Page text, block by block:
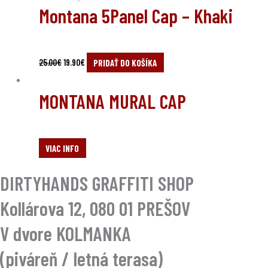
Montana 5Panel Cap – Khaki
25.00€19.90€ PRIDAŤ DO KOŠÍKA
MONTANA MURAL CAP
VIAC INFO
DIRTYHANDS GRAFFITI SHOP
Kollárova 12, 080 01 PREŠOV
V dvore KOLMANKA
(piváreň / letná terasa)